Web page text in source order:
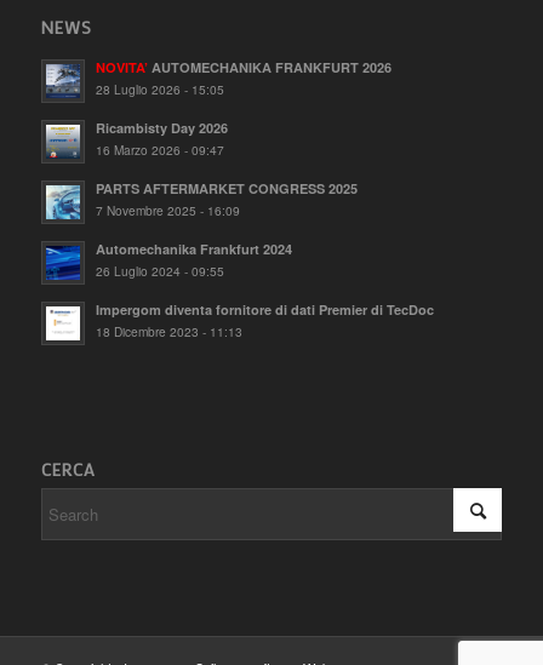
NEWS
NOVITA’AUTOMECHANIKA FRANKFURT 2026
28 Luglio 2026 - 15:05
Ricambisty Day 2026
16 Marzo 2026 - 09:47
PARTS AFTERMARKET CONGRESS 2025
7 Novembre 2025 - 16:09
Automechanika Frankfurt 2024
26 Luglio 2024 - 09:55
Impergom diventa fornitore di dati Premier di TecDoc
18 Dicembre 2023 - 11:13
CERCA